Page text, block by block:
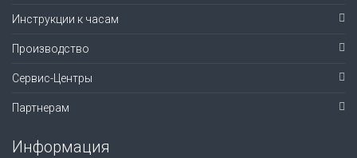
Инструкции к часам
Производство
Сервис-Центры
Партнерам
Информация